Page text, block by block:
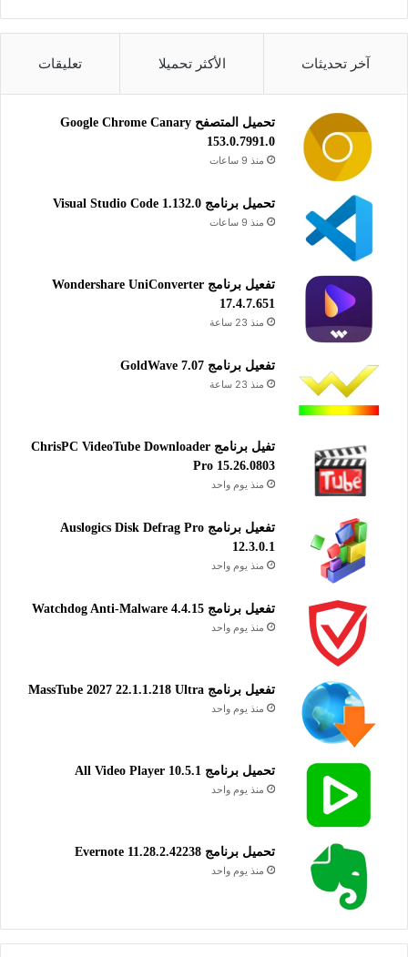
NoMachine for
NoMachine forAndroid
يساعدك تحميل برنامج نوماشين على ربط الاتصال بأجهزة الكمبيوتر
والتحكم فيها عن بعد عبر السيطرة على سطح المكتب، كما أن
البرنامج يدعم التحكم في الأجهزة الأخرى التي تعمل بأنظمة الأندرويد
والماك واللينيكس.
الشبكة والإدارة
آخر تحديثات الأكثر تحميلا تعليقات
تحميل المتصفح Google Chrome Canary
153.0.7991.0
منذ 9 ساعات
تحميل برنامج Visual Studio Code 1.132.0
منذ 9 ساعات
تفعيل برنامج Wondershare UniConverter
17.4.7.651
منذ 23 ساعة
تفعيل برنامج GoldWave 7.07
منذ 23 ساعة
تفيل برنامج ChrisPC VideoTube Downloader
Pro 15.26.0803
منذ يوم واحد
تفعيل برنامج Auslogics Disk Defrag Pro
12.3.0.1
منذ يوم واحد
تفعيل برنامج Watchdog Anti-Malware 4.4.15
منذ يوم واحد
تفعيل برنامج MassTube 2027 22.1.1.218 Ultra
منذ يوم واحد
تحميل برنامج All Video Player 10.5.1
منذ يوم واحد
تحميل برنامج Evernote 11.28.2.42238
منذ يوم واحد